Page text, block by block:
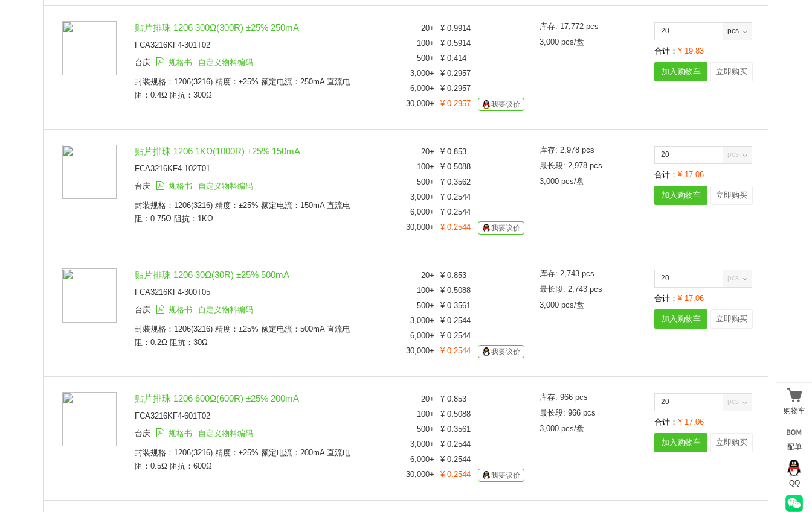
贴片排珠 1206 300Ω(300R) ±25% 250mA
FCA3216KF4-301T02
台庆
规格书 自定义物料编码
封装规格：1206(3216) 精度：±25% 额定电流：250mA 直流电
阻：0.4Ω 阻抗：300Ω
20+ ¥ 0.9914
100+ ¥ 0.5914
500+ ¥ 0.414
3,000+ ¥ 0.2957
6,000+ ¥ 0.2957
30,000+ ¥ 0.2957 我要议价
库存: 17,772 pcs
3,000 pcs/盘
pcs
合计： ¥ 19.83
加入购物车 立即购买
贴片排珠 1206 1KΩ(1000R) ±25% 150mA
FCA3216KF4-102T01
台庆
规格书 自定义物料编码
封装规格：1206(3216) 精度：±25% 额定电流：150mA 直流电
阻：0.75Ω 阻抗：1KΩ
20+ ¥ 0.853
100+ ¥ 0.5088
500+ ¥ 0.3562
3,000+ ¥ 0.2544
6,000+ ¥ 0.2544
30,000+ ¥ 0.2544 我要议价
库存: 2,978 pcs
最长段: 2,978 pcs
3,000 pcs/盘
pcs
合计： ¥ 17.06
加入购物车 立即购买
贴片排珠 1206 30Ω(30R) ±25% 500mA
FCA3216KF4-300T05
台庆
规格书 自定义物料编码
封装规格：1206(3216) 精度：±25% 额定电流：500mA 直流电
阻：0.2Ω 阻抗：30Ω
20+ ¥ 0.853
100+ ¥ 0.5088
500+ ¥ 0.3561
3,000+ ¥ 0.2544
6,000+ ¥ 0.2544
30,000+ ¥ 0.2544 我要议价
库存: 2,743 pcs
最长段: 2,743 pcs
3,000 pcs/盘
pcs
合计： ¥ 17.06
加入购物车 立即购买
贴片排珠 1206 600Ω(600R) ±25% 200mA
FCA3216KF4-601T02
台庆
规格书 自定义物料编码
封装规格：1206(3216) 精度：±25% 额定电流：200mA 直流电
阻：0.5Ω 阻抗：600Ω
20+ ¥ 0.853
100+ ¥ 0.5088
500+ ¥ 0.3561
3,000+ ¥ 0.2544
6,000+ ¥ 0.2544
30,000+ ¥ 0.2544 我要议价
库存: 966 pcs
最长段: 966 pcs
3,000 pcs/盘
pcs
合计： ¥ 17.06
加入购物车 立即购买
购物车
配单
QQ